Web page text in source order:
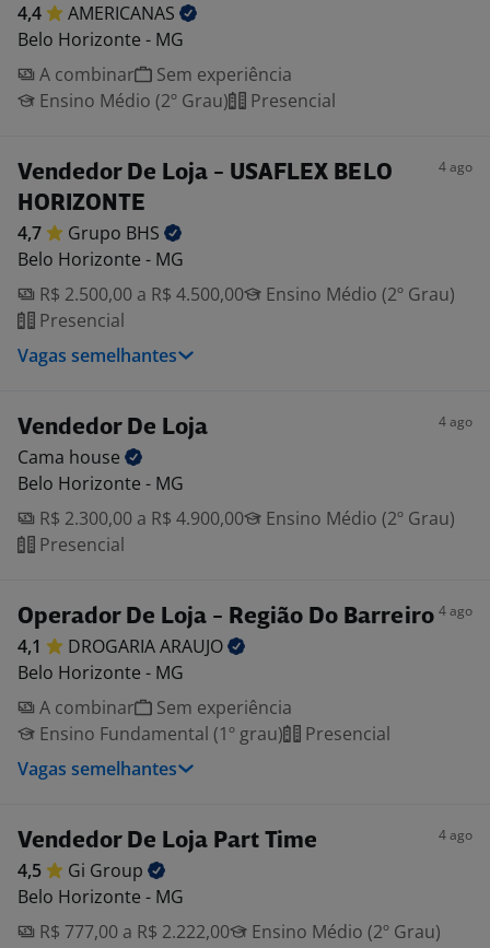
4,4
AMERICANAS
Belo Horizonte - MG
A combinar
Sem experiência
Ensino Médio (2º Grau)
Presencial
Vendedor De Loja - USAFLEX BELO
HORIZONTE
4 ago
4,7 Grupo BHS
Belo Horizonte - MG
R$ 2.500,00 a R$ 4.500,00
Ensino Médio (2º Grau)
Presencial
Vagas semelhantes
Vendedor De Loja 4 ago
Cama house
Belo Horizonte - MG
R$ 2.300,00 a R$ 4.900,00
Ensino Médio (2º Grau)
Presencial
Operador De Loja - Região Do Barreiro 4 ago
4,1 DROGARIAARAUJO
Belo Horizonte - MG
A combinar
Sem experiência
Ensino Fundamental (1º grau)
Presencial
Vagas semelhantes
Vendedor De Loja Part Time 4 ago
4,5 Gi Group
Belo Horizonte - MG
R$ 777,00 a R$ 2.222,00
Ensino Médio (2º Grau)